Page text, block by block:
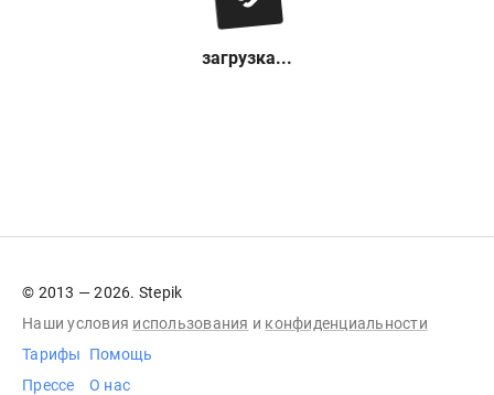
загрузка...
© 2013 — 2026. Stepik
Наши условия использования и конфиденциальности
Тарифы
Прессе
Помощь
О нас